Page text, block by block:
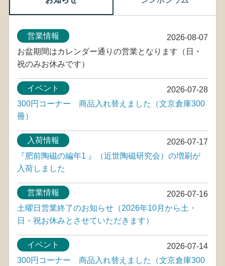
2026-08-07
営業情報
お盆期間はカレンダー通りの営業となります（日・
祝のみお休みです）
2026-07-28
イベント
300円コーナー 商品入れ替えました（文京倉庫300
冊）
2026-07-17
入荷情報
『肥前陶磁の編年1 』（近世陶磁研究会）の増刷が
入荷しました
2026-07-16
営業情報
土曜日営業終了のお知らせ（2026年10月から土・
日・祝お休みとさせていただきます）
2026-07-14
イベント
300円コーナー 商品入れ替えました（文京倉庫300